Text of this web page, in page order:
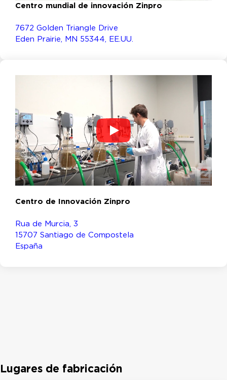
Centro mundial de innovación Zinpro
7672 Golden Triangle Drive
Eden Prairie, MN 55344, EE.UU.
Centro de Innovación Zinpro
Rua de Murcia, 3
15707 Santiago de Compostela
España
Lugares de fabricación